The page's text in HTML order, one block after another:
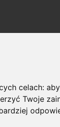
celach:
Twoje